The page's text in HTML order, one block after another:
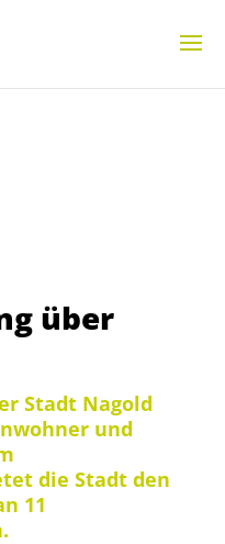
über
Stadt Nagold
und
die Stadt den
11